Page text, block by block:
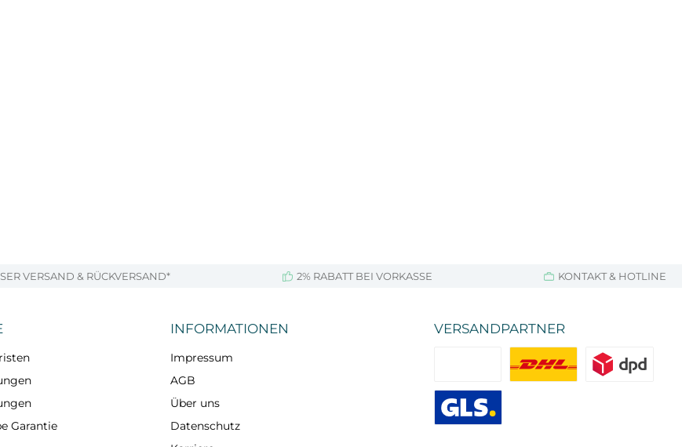
VERSAND & RÜCKVERSAND* 2% RABATT BEI VORKASSE KONTAKT & HOTLINE
Garantie
INFORMATIONEN
Impressum
AGB
Über uns
Datenschutz
VERSANDPARTNER
Standard